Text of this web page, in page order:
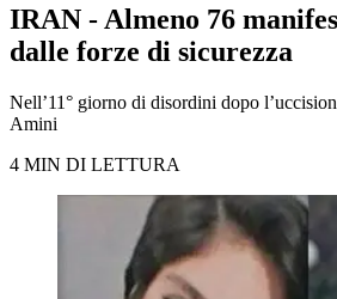
IRAN - Almeno 76
dalle forze di sicurezza
Nell’11° giorno di disordini dopo
Amini
4 MIN DI LETTURA